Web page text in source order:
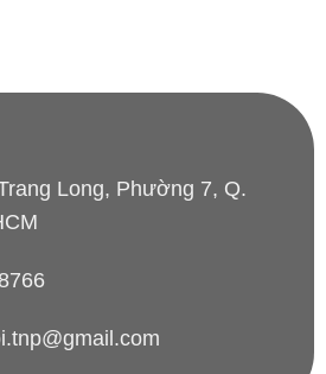
Long, Phường 7, Q.